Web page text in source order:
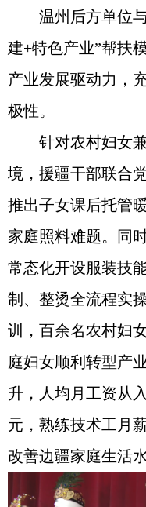
温州后方单位与
建+特色产业”帮扶
产业发展驱动力，
极性。
针对农村妇女兼
境，援疆干部联合
推出子女课后托管
家庭照料难题。同
常态化开设服装技
制、整烫全流程实
训，百余名农村妇
庭妇女顺利转型产
升，人均月工资从
元，熟练技术工月
改善边疆家庭生活水